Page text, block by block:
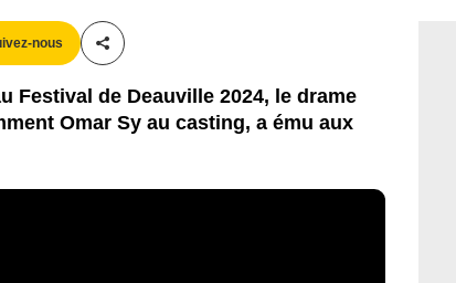
nous
Partager cet article
Festival de Deauville 2024, le drame
Omar Sy au casting, a ému aux